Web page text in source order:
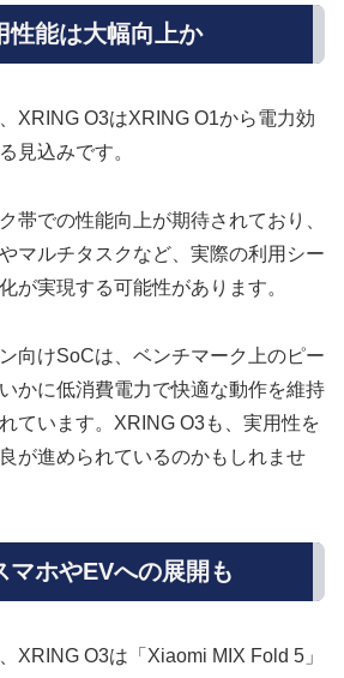
性能は大幅向上か
XRING O3はXRING O1から電力効
見込みです。
帯での性能向上が期待されており、
マルチタスクなど、実際の利用シー
が実現する可能性があります。
向けSoCは、ベンチマーク上のピー
かに低消費電力で快適な動作を維持
ています。XRING O3も、実用性を
が進められているのかもしれませ
マホやEVへの展開も
XRING O3は「Xiaomi MIX Fold 5」